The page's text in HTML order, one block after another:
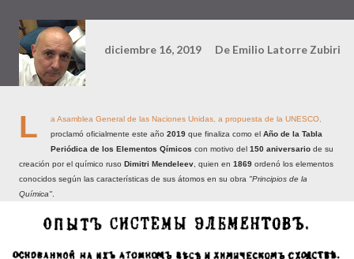
diciembre 16, 2019 De Emilio Latorre Zubiri
L
a Asamblea General de las Naciones Unidas, a propuesta de la UNESCO,
proclamó oficialmente este año 2019 que finaliza como el Año de la Tabla
Periódica de los Elementos Qímicos con motivo del 150 aniversario de su
creación por el químico ruso Dimitri Mendeleev , quien en 1869 ordenó los elementos
conocidos según las características de sus átomos en su obra "Principios de la
Química"